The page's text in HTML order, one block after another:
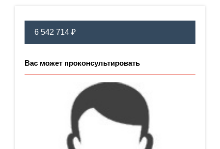
6 542 714 ₽
Вас может проконсультировать